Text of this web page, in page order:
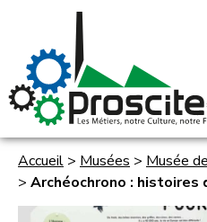
Accueil > Musées > Musée
> Archéochrono : histoires